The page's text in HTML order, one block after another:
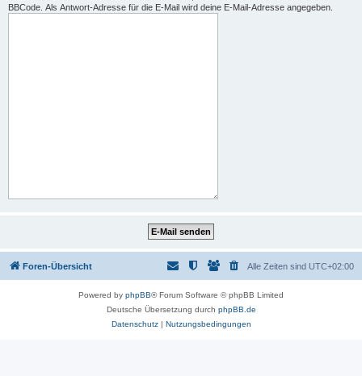
BBCode. Als Antwort-Adresse für die E-Mail wird deine E-Mail-Adresse angegeben.
Foren-Übersicht Alle Zeiten sind UTC+02:00
Powered by phpBB® Forum Software © phpBB Limited
Deutsche Übersetzung durch phpBB.de
Datenschutz| Nutzungsbedingungen